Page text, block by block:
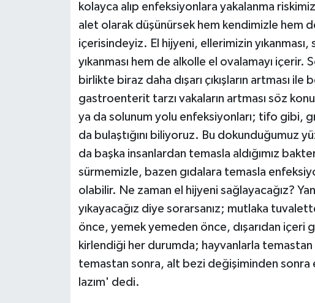
kolayca alıp enfeksiyonlara yakalanma
alet olarak düşünürsek hem kendimizle hem
içerisindeyiz. El hijyeni, ellerimizin yıkanması,
yıkanması hem de alkolle el ovalamayı içerir.
birlikte biraz daha dışarı çıkışların artması
gastroenterit tarzı vakaların artması söz
ya da solunum yolu enfeksiyonları; tifo gibi,
da bulaştığını biliyoruz. Bu dokunduğumuz
da başka insanlardan temasla aldığımız
sürmemizle, bazen gıdalara temasla
olabilir. Ne zaman el hijyeni sağlayacağız?
yıkayacağız diye sorarsanız; mutlaka
önce, yemek yemeden önce, dışarıdan
kirlendiği her durumda; hayvanlarla
temastan sonra, alt bezi değişiminden sonra
lazım' dedi.